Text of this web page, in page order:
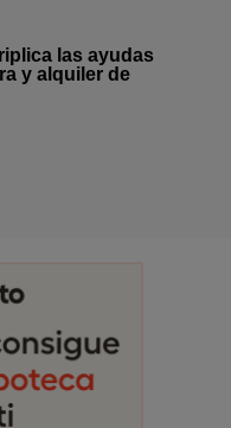
las ayudas
y alquiler de